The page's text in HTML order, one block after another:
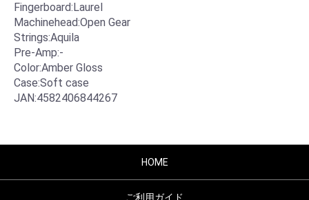
Fingerboard:Laurel
Machinehead:Open Gear
Strings:Aquila
Pre-Amp:-
Color:Amber Gloss
Case:Soft case
JAN:4582406844267
HOME
ご利用ガイド